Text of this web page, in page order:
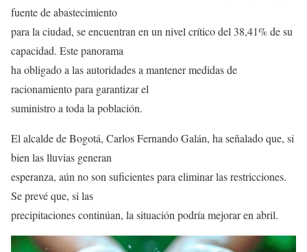
fuente de abastecimiento
para la ciudad, se encuentran en un nivel crítico del 38,41% de su
capacidad. Este panorama
ha obligado a las autoridades a mantener medidas de
racionamiento para garantizar el
suministro a toda la población.
El alcalde de Bogotá, Carlos Fernando Galán, ha señalado que, si
bien las lluvias generan
esperanza, aún no son suficientes para eliminar las restricciones.
Se prevé que, si las
precipitaciones continúan, la situación podría mejorar en abril.